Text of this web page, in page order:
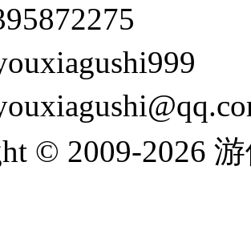
© 2009-2026